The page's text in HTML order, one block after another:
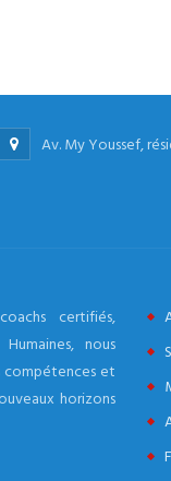
Av. My Youssef,
certifiés,
nous
compétences et
horizons